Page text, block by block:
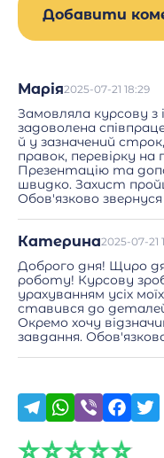
Добавити
Марія2025-07-21 18:29
Замовляла курсову з
задоволена
й у зазначений
правок, перевірку
Презентацію та
швидко. Захист
Обов'язково
Катерина2025-07-21
Доброго дня! Щиро
роботу! Курсову
урахуванням усіх
ставився до
Окремо хочу
завдання.